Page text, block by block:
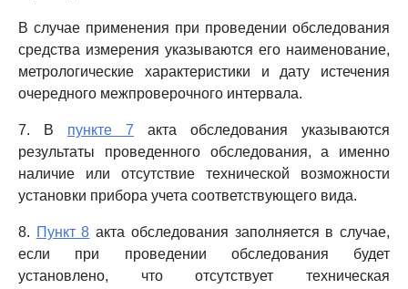
В случае применения при проведении обследования
средства измерения указываются его наименование,
метрологические характеристики и дату истечения
очередного межпроверочного интервала.
7. В пункте 7 акта обследования указываются
результаты проведенного обследования, а именно
наличие или отсутствие технической возможности
установки прибора учета соответствующего вида.
8. Пункт 8 акта обследования заполняется в случае,
если при проведении обследования будет
установлено, что отсутствует техническая